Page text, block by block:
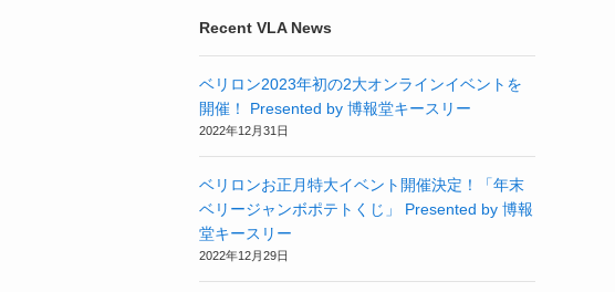
Recent VLA News
ベリロン2023年初の2大オンラインイベントを
開催！ Presented by 博報堂キースリー
2022年12月31日
ベリロンお正月特大イベント開催決定！「年末
ベリージャンボポテトくじ」 Presented by 博報
堂キースリー
2022年12月29日